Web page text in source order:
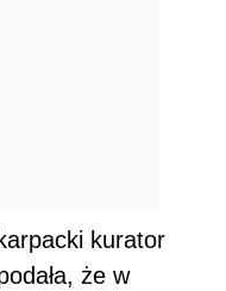
kurator
że w